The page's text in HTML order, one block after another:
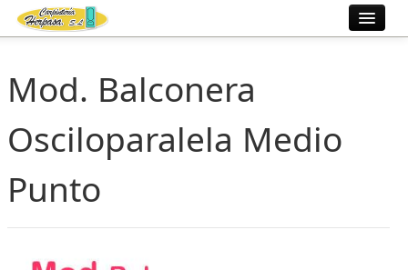
Trabajos
Mod. Balconera
Osciloparalela Medio
Punto